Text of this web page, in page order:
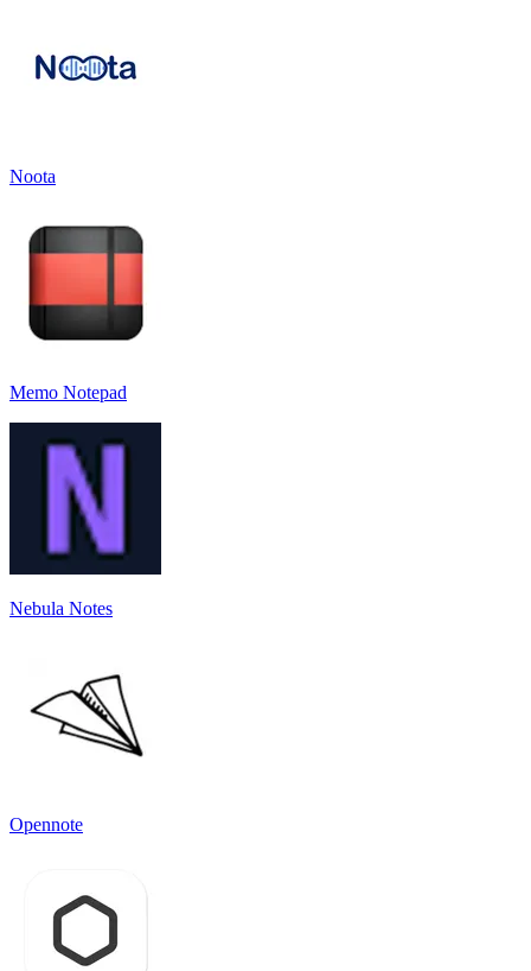
Noota
Memo Notepad
Nebula Notes
Opennote